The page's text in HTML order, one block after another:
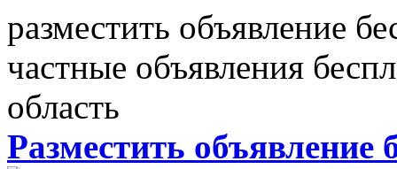
разместить объявление
частные объявления
область
Разместить объявление